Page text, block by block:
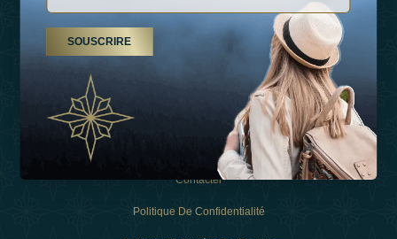
À Propos De Nous
Types De Vacances
Contacter
Politique De Confidentialité
SOUSCRIRE